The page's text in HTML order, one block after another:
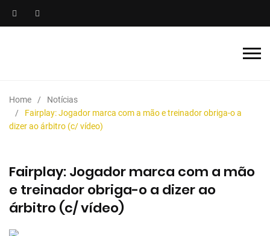
Home
Notícias
Fairplay: Jogador marca com a mão e treinador obriga-o a
dizer ao árbitro (c/ vídeo)
Fairplay: Jogador marca com a mão
e treinador obriga-o a dizer ao
árbitro (c/ vídeo)